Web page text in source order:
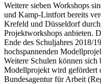
Weitere sieben Workshops
und Kamp-Lintfort bereits
Krefeld und Düsseldorf
Projektworkshops anbieten.
Ende des Schuljahres 2018/
hochspannenden
Weitere Schulen können sich
Modellprojekt wird gefördert
Bundesagentur für Arbeit